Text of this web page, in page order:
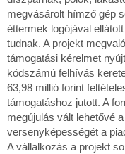
megvásárolt hímző gép
éttermek logójával
tudnak. A projekt
támogatási kérelmet
kódszámú felhívás
63,98 millió forint
támogatáshoz jutott. A
megújulás vált lehetővé
versenyképességét a
A vállalkozás a projekt